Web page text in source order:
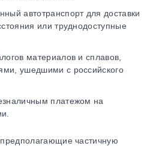
автотранспорт для доставки
или труднодоступные
материалов и сплавов,
ушедшими с российского
платежом на
частичную